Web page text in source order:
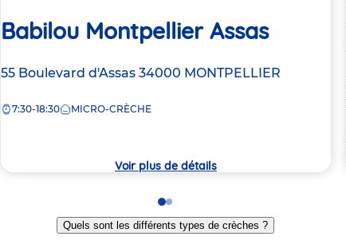
Babilou Montpellier Assas
Adresse
la
55 Boulevard d'Assas 34000 MONTPELLIER
7:30-18:30 MICRO-CRÈCHE
Voir plus de détails
Go
to
slide
Go
to
slide
Quels sont les différents types de crèches ?